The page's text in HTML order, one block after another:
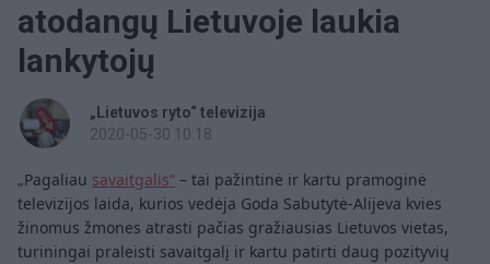
atodangų Lietuvoje laukia
lankytojų
„Lietuvos ryto“ televizija
2020-05-30 10:18
„Pagaliau savaitgalis“ – tai pažintinė ir kartu pramoginė
televizijos laida, kurios vedėja Goda Sabutytė-Alijeva kvies
žinomus žmones atrasti pačias gražiausias Lietuvos vietas,
turiningai praleisti savaitgalį ir kartu patirti daug pozityvių